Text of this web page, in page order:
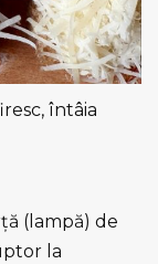
întâia
(lampă) de
la